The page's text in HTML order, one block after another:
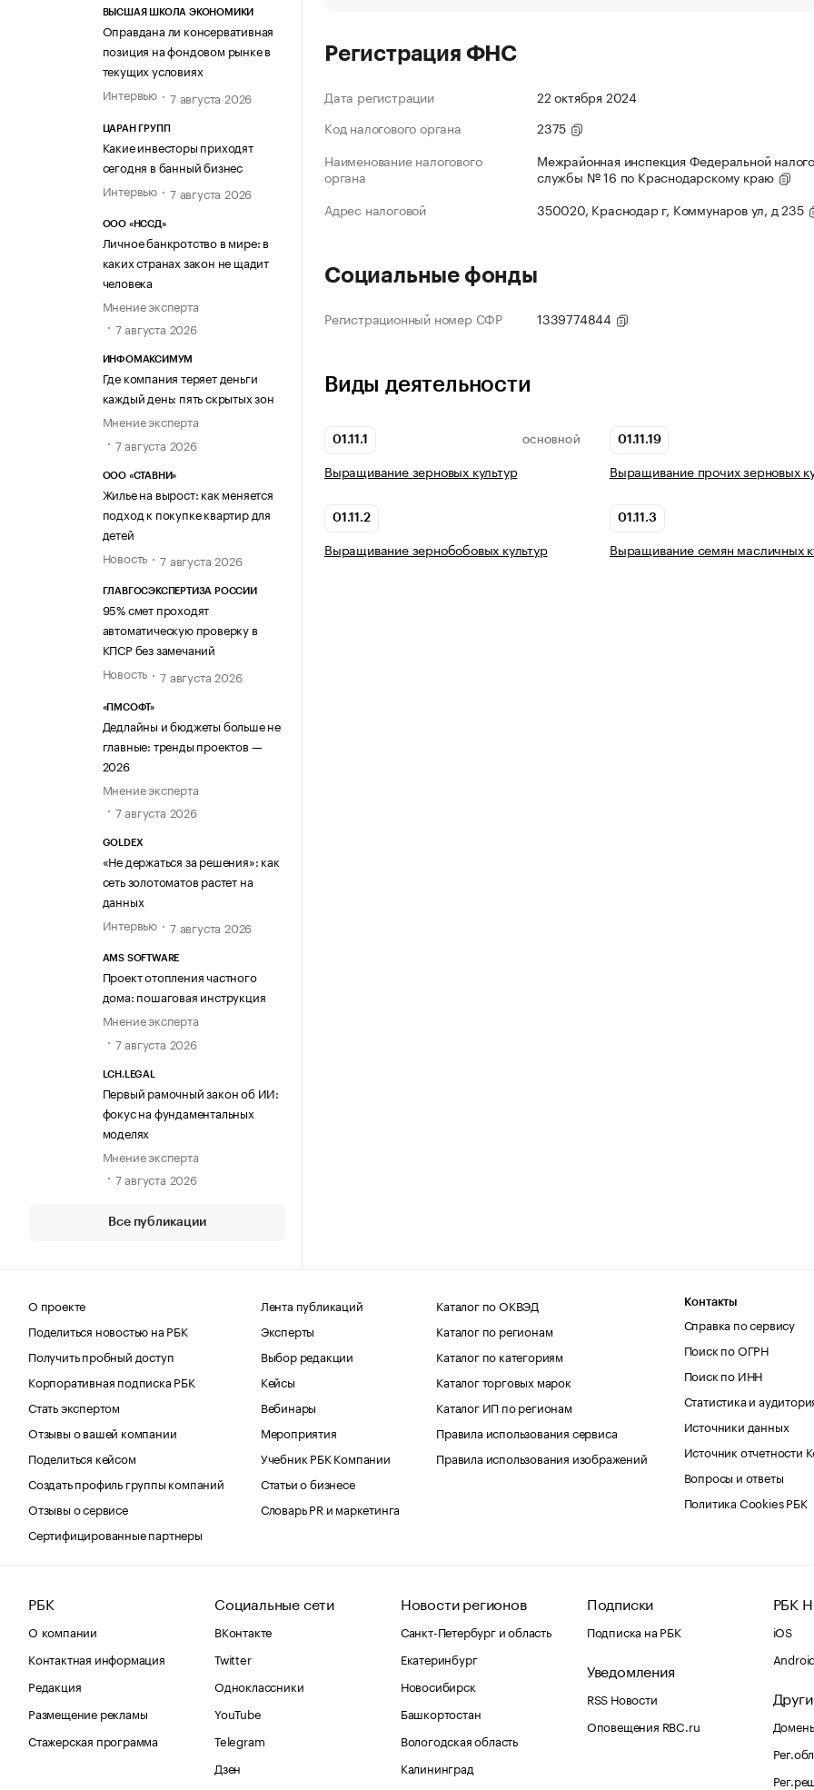
ВЫСШАЯ ШКОЛА ЭКОНОМИКИ
Оправдана ли консервативная
позиция на фондовом рынке в
текущих условиях
Интервью
7 августа 2026
ЦАРАН ГРУПП
Какие инвесторы приходят
сегодня в банный бизнес
Интервью
7 августа 2026
ООО «НССД»
Личное банкротство в мире: в
каких странах закон не щадит
человека
Мнение эксперта
7 августа 2026
ИНФОМАКСИМУМ
Где компания теряет деньги
каждый день: пять скрытых зон
Мнение эксперта
7 августа 2026
ООО «СТАВНИ»
Жилье на вырост: как меняется
подход к покупке квартир для
детей
Новость
7 августа 2026
ГЛАВГОСЭКСПЕРТИЗА РОССИИ
95% смет проходят
автоматическую проверку в
КПСР без замечаний
Новость
7 августа 2026
«ПМСОФТ»
Дедлайны и бюджеты больше не
главные: тренды проектов —
2026
Мнение эксперта
7 августа 2026
GOLDEX
«Не держаться за решения»: как
сеть золотоматов растет на
данных
Интервью
7 августа 2026
AMS SOFTWARE
Проект отопления частного
дома: пошаговая инструкция
Мнение эксперта
7 августа 2026
LCH.LEGAL
Первый рамочный закон об ИИ:
фокус на фундаментальных
моделях
Мнение эксперта
7 августа 2026
Все публикации
Регистрация ФНС
Дата регистрации
22 октября 2024
Код налогового органа
2375
Наименование налогового
органа
Межрайонная инспекция Федеральной
службы № 16 по Краснодарскому краю
Адрес налоговой
350020, Краснодар г, Коммунаров ул, д 235
Социальные фонды
Регистрационный номер СФР 1339774844
Виды деятельности
01.11.1 ОСНОВНОЙ
Выращивание зерновых культур
01.11.19
Выращивание прочих зерновых
01.11.2
Выращивание зернобобовых культур
01.11.3
Выращивание семян масличных
О проекте
Поделиться новостью на РБК
Получить пробный доступ
Корпоративная подписка РБК
Стать экспертом
Отзывы о вашей компании
Поделиться кейсом
Создать профиль группы компаний
Отзывы о сервисе
Сертифицированные партнеры
Лента публикаций
Эксперты
Выбор редакции
Кейсы
Вебинары
Мероприятия
Учебник РБК Компании
Статьи о бизнесе
Словарь PR и маркетинга
Каталог по ОКВЭД
Каталог по регионам
Каталог по категориям
Каталог торговых марок
Каталог ИП по регионам
Правила использования сервиса
Правила использования изображений
Контакты
Справка по сервису
Поиск по ОГРН
Поиск по ИНН
Статистика и
Источники данных
Источник отчетности
Вопросы и ответы
Политика Cookies РБК
РБК
О компании
Контактная информация
Редакция
Размещение рекламы
Стажерская программа
Социальные сети
ВКонтакте
Twitter
Одноклассники
YouTube
Telegram
Дзен
Новости регионов
Санкт-Петербург и область
Екатеринбург
Новосибирск
Башкортостан
Вологодская область
Калининград
Подписки
Подписка на РБК
Уведомления
RSS Новости
Оповещения RBC.ru
РБК
iOS